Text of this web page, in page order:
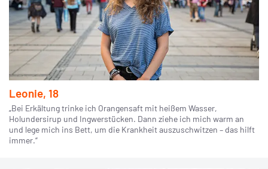
Leonie, 18
„Bei Erkältung trinke ich Orangensaft mit heißem Wasser,
Holundersirup und Ingwerstücken. Dann ziehe ich mich warm an
und lege mich ins Bett, um die Krankheit auszuschwitzen – das hilft
immer.“